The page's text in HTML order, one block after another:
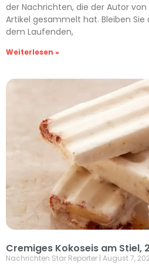
der Nachrichten, die der Autor
Artikel gesammelt hat. Bleiben
dem Laufenden,
Weiterlesen »
Cremiges Kokoseis am Stiel,
Nachrichten Star Reporter August 7,